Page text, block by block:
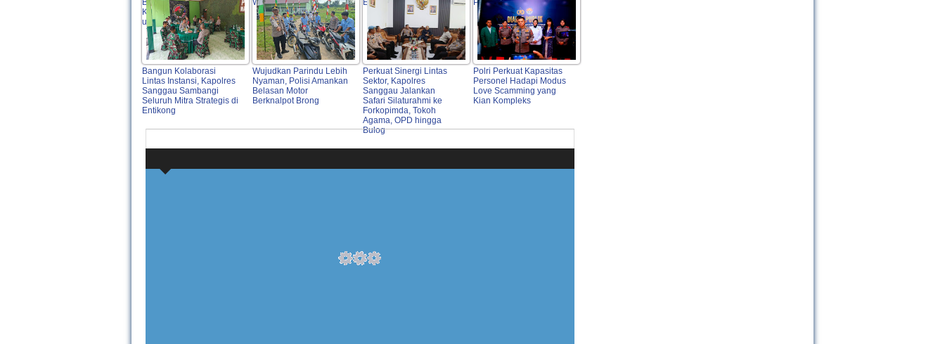
Bunut, Wujud Nyata
Kepedulian Polri Hadir
untuk Masyarakat
Warga
Entikong
Pelaku
Bangun Kolaborasi
Lintas Instansi, Kapolres
Sanggau Sambangi
Seluruh Mitra Strategis di
Entikong
Wujudkan Parindu Lebih
Nyaman, Polisi Amankan
Belasan Motor
Berknalpot Brong
Perkuat Sinergi Lintas
Sektor, Kapolres
Sanggau Jalankan
Safari Silaturahmi ke
Forkopimda, Tokoh
Agama, OPD hingga
Bulog
Polri Perkuat Kapasitas
Personel Hadapi Modus
Love Scamming yang
Kian Kompleks